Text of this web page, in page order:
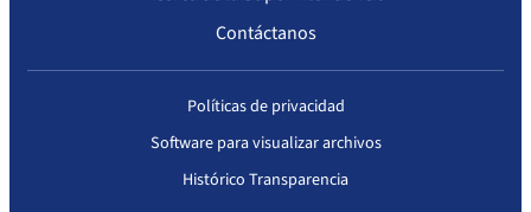
Contáctanos
Políticas de privacidad
Software para visualizar archivos
Histórico Transparencia